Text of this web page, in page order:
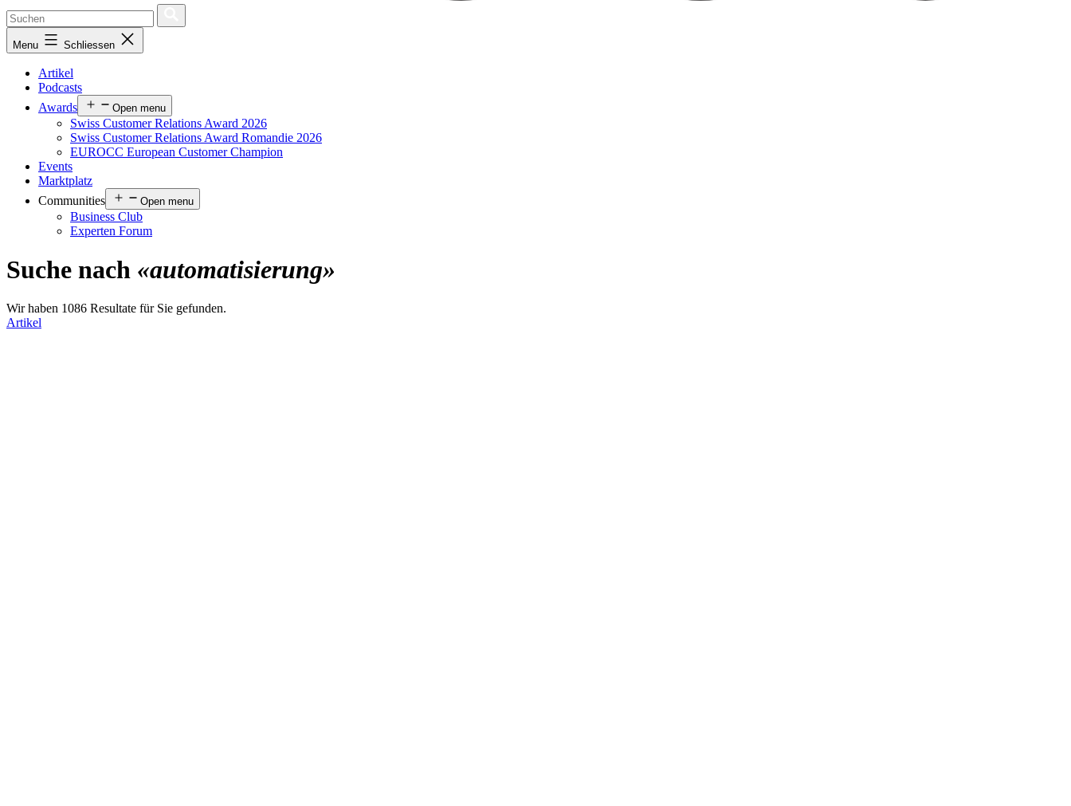
Menu Schliessen
Artikel
Podcasts
Awards
Open menu
Swiss Customer Relations Award 2026
Swiss Customer Relations Award Romandie 2026
EUROCC European Customer Champion
Events
Marktplatz
Communities
Open menu
Business Club
Experten Forum
Suche nach «automatisierung»
Wir haben 1086 Resultate für Sie gefunden.
Artikel